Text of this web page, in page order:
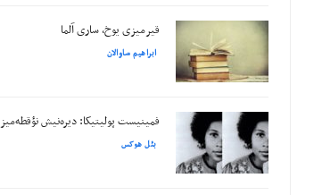
قیرمیزی یوخ، ساری آلما
ابراهیم ساوالان
فمینیست پولیتیکا: دیره‌نیش نؤقطه‌میز
بئل هوکس